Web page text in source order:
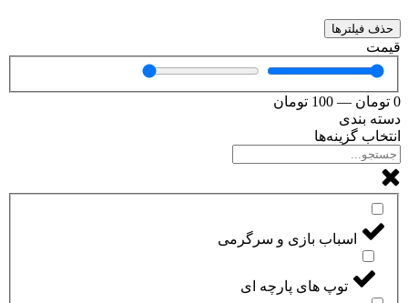
حذف فیلترها
قیمت
0 تومان —
100 تومان
دسته بندی
انتخاب گزینه‌ها
اسباب بازی و سرگرمی
توپ های پارچه ای